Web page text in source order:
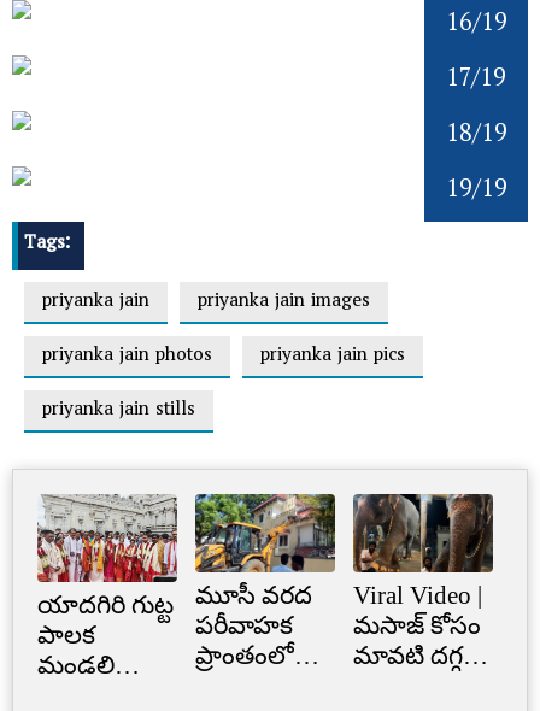
16/19
17/19
18/19
19/19
Tags:
priyanka jain
priyanka jain images
priyanka jain photos
priyanka jain pics
priyanka jain stills
యాదగిరి గుట్ట
పాలక
మండలి
మూసీ వరద
పరీవాహక
ప్రాంతంలో
Viral Video |
మసాజ్ కోసం
మావటి దగ్గర